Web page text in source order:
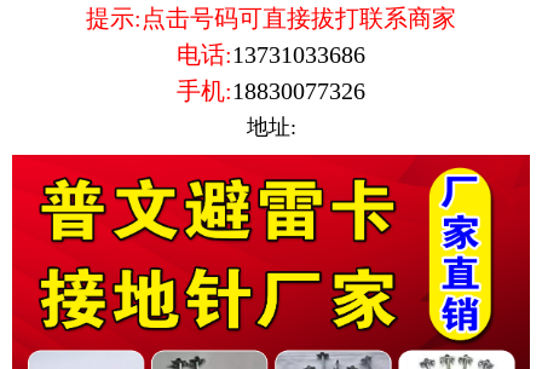
提示:点击号码可直接拔打联系商家
电话:13731033686
手机:18830077326
地址: